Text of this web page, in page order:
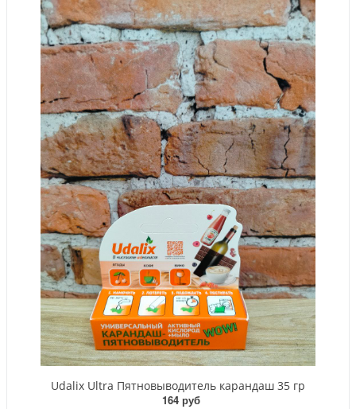
Udalix Ultra Пятновыводитель карандаш 35 гр
164 руб